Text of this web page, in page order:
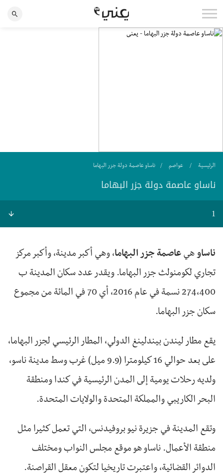
الرئيسية عواصم ناساو عاصمة دولة جزر البهاما
ناساو عاصمة دولة جزر البهاما
1
ناساوهي عاصمة جزر البهاما، وهي أكبر مدينة، وأكبر مركز
تجاري لكومنولث جزر البهاما. ويقدر عدد سكان المدينة ب
274،400 نسمة في عام 2016، أي 70 في المائة من مجموع
سكان جزر البهاما.
يقع مطار ليندن بيندلينغ الدولي، المطار الرئيسي لجزر البهاما،
على بعد حوالي 16 كيلومترا (9.9 ميل) غرب وسط مدينة ناسو،
ولديه رحلات يومية إلى المدن الرئيسية في كندا ومنطقة
البحر الكاريبي والمملكة المتحدة والولايات المتحدة.
وتقع المدينة في جزيرة نيو بروفيدنس، التي تعمل كثيرا مثل
منطقة الأعمال. ناساو هو موقع مجلس النواب ومختلف
الدوائر القضائية، واعتبرت تاريخيا لتكون معقل القراصنة.